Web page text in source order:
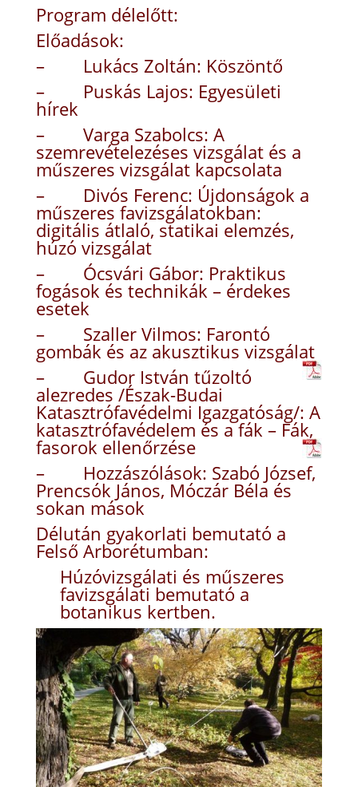
Program délelőtt:
Előadások:
– Lukács Zoltán: Köszöntő
– Puskás Lajos: Egyesületi
hírek
– Varga Szabolcs: A
szemrevételezéses vizsgálat és a
műszeres vizsgálat kapcsolata
– Divós Ferenc: Újdonságok a
műszeres favizsgálatokban:
digitális átlaló, statikai elemzés,
húzó vizsgálat
– Ócsvári Gábor: Praktikus
fogások és technikák – érdekes
esetek
– Szaller Vilmos: Farontó
gombák és az akusztikus vizsgálat
– Gudor István tűzoltó
alezredes /Észak-Budai
Katasztrófavédelmi Igazgatóság/: A
katasztrófavédelem és a fák – Fák,
fasorok ellenőrzése
– Hozzászólások: Szabó József,
Prencsók János, Móczár Béla és
sokan mások
Délután gyakorlati bemutató a
Felső Arborétumban:
Húzóvizsgálati és műszeres
favizsgálati bemutató a
botanikus kertben.